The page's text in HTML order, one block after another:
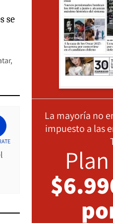
se
La mayoría no
impuesto a las